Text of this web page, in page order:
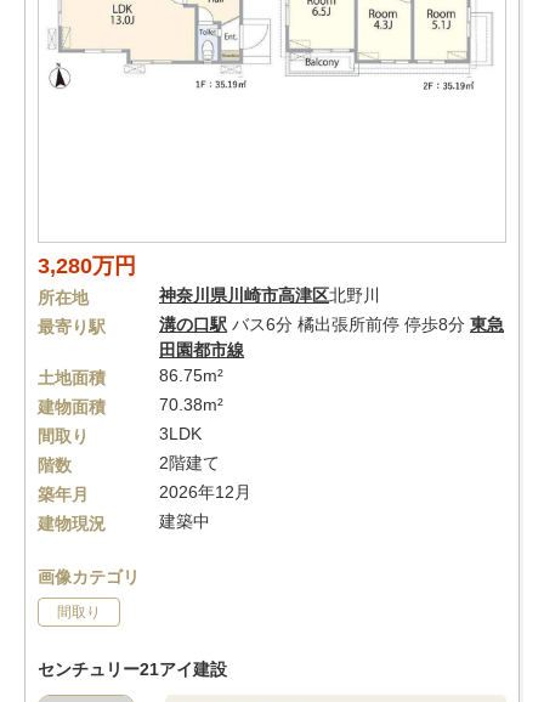
3,280万円
所在地 神奈川県川崎市高津区北野川
最寄り駅
溝の口駅 バス6分 橘出張所前停 停歩8分 東急
田園都市線
土地面積
86.75m²
建物面積
70.38m²
間取り
3LDK
階数
2階建て
築年月
2026年12月
建物現況
建築中
画像カテゴリ
間取り
センチュリー21アイ建設